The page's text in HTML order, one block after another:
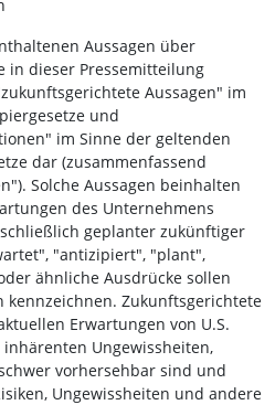
Aussagen über
in dieser Pressemitteilung
Aussagen" im
und
im Sinne der geltenden
dar (zusammenfassend
Solche Aussagen beinhalten
des Unternehmens
geplanter zukünftiger
"antizipiert", "plant",
ähnliche Ausdrücke sollen
kennzeichnen. Zukunftsgerichtete
Erwartungen von U.S.
Ungewissheiten,
vorhersehbar sind und
Ungewissheiten und andere